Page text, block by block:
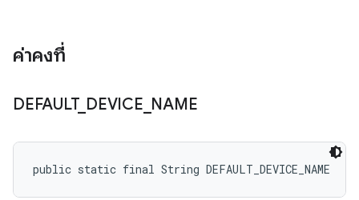
ค่าคงที่
DEFAULT_ DEVICE NAME
public static final String DEFAULT_DEVICE_NAME